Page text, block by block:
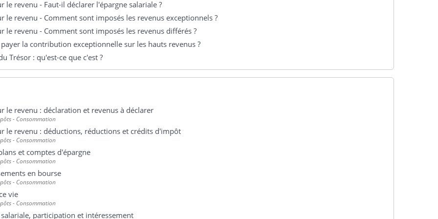
le revenu - Faut-il déclarer l'épargne salariale ?
le revenu - Comment sont imposés les revenus exceptionnels ?
le revenu - Comment sont imposés les revenus différés ?
la contribution exceptionnelle sur les hauts revenus ?
Trésor : qu'est-ce que c'est ?
le revenu : déclaration et revenus à déclarer
- Consommation
le revenu : déductions, réductions et crédits d'impôt
- Consommation
et comptes d'épargne
- Consommation
en bourse
- Consommation
vie
- Consommation
salariale, participation et intéressement